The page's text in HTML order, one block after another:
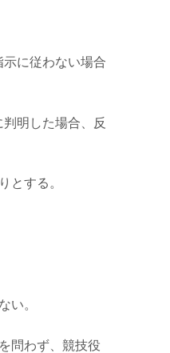
に従わない場合
明した場合、反
とする。
い。
問わず、競技役